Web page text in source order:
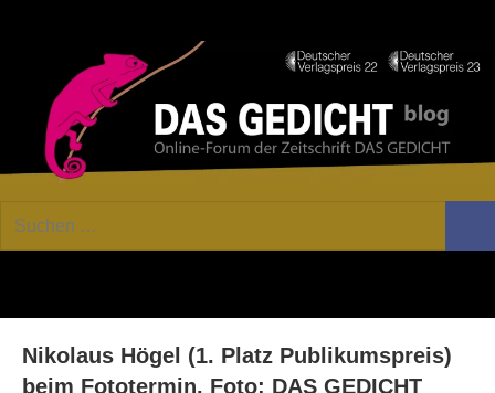
GEDICHT
Forum
von
Lyrik,
Suchen
Nikolaus Högel (1. Platz Publikumspreis)
beim Fototermin. Foto: DAS GEDICHT